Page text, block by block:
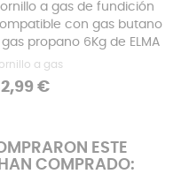
a gas de fundición
con gas butano
propano 6Kg de ELMA
a gas
€
ESTE
COMPRADO: